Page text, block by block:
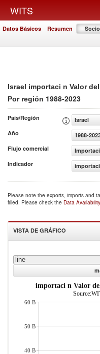
WITS
Datos Básicos Resumen
Israel importaci n Valor
Por región 1988-2023
País/Región
Israel
Año
1988-
Flujo comercial
Indicador
Please note the exports, imports and
filled. Please check the Data Availability
VISTA DE GRÁFICO
line
importaci n Valor
60 B
50 B
40 B